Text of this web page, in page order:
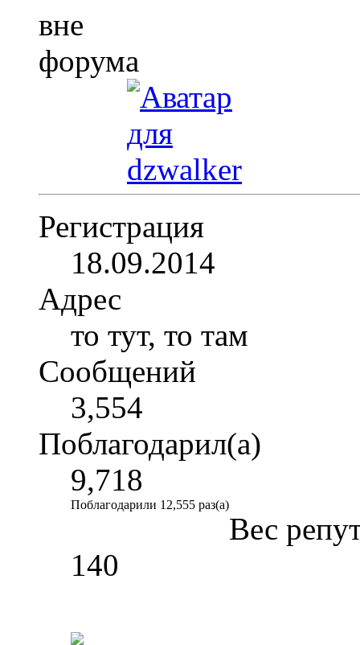
Регистрация
18.09.2014
Адрес
то тут, то там
Сообщений
3,554
Поблагодарил(а)
9,718
Поблагодарили 12,555 раз(а)
Вес
140